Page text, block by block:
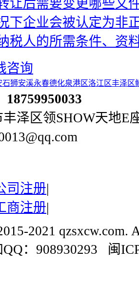
让后需要变更哪些文
下企业会被认定为非
税人的所需条件、资
咨询
石狮安溪永春德化泉港区洛江区丰泽区
18759950033
泽区领SHOW天地E
司注册|
商注册|
2021 qzsxcw.com.
：908930293 闽